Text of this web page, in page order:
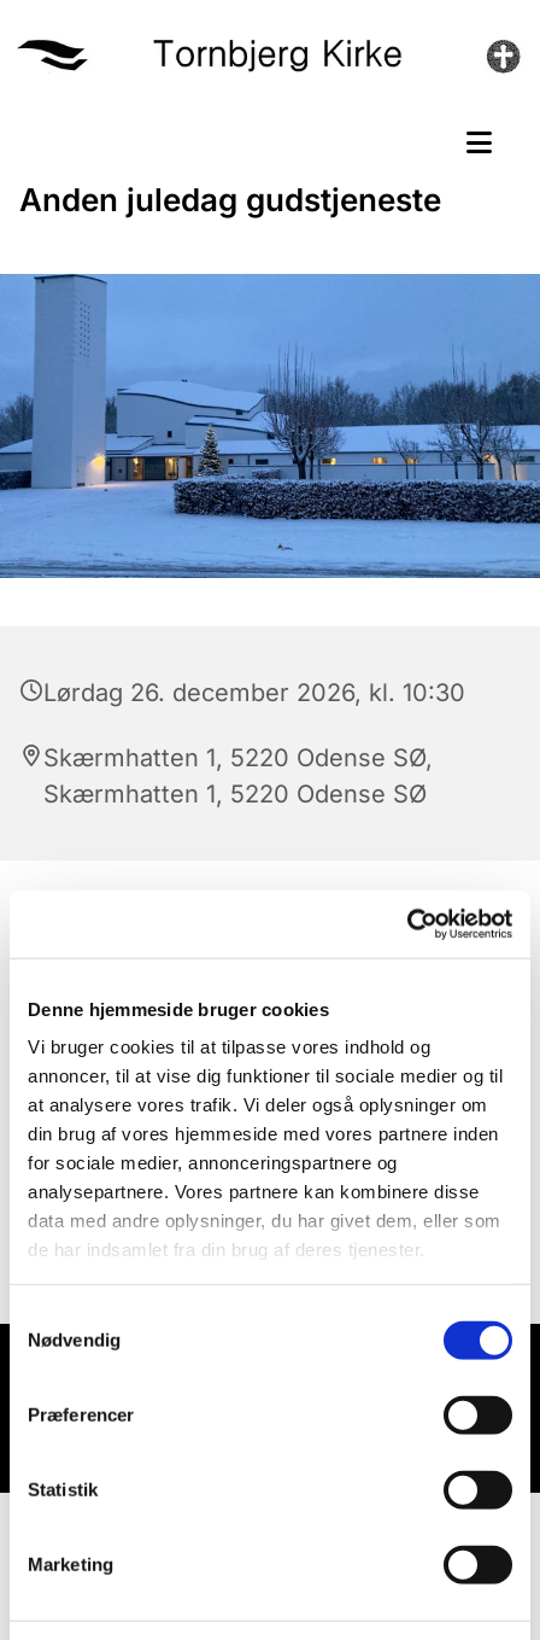
Denne hjemmeside bruger cookies
Vi bruger cookies til at tilpasse vores indhold og
annoncer, til at vise dig funktioner til sociale medier og til
at analysere vores trafik. Vi deler også oplysninger om
din brug af vores hjemmeside med vores partnere inden
for sociale medier, annonceringspartnere og
analysepartnere. Vores partnere kan kombinere disse
data med andre oplysninger, du har givet dem, eller som
de har indsamlet fra din brug af deres tjenester.
Nødvendig
Præferencer
Statistik
Marketing
Anden juledag gudstjeneste
Lørdag 26. december 2026, kl. 10:30
Skærmhatten 1, 5220 Odense SØ,
Skærmhatten 1, 5220 Odense SØ
Du vil måske også kunne lide...